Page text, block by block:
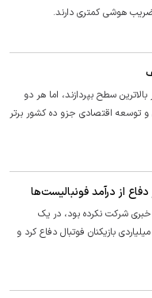
ضریب هوشی کمتری دارند.
سطح بپردازند، اما هر دو
توسعه اقتصادی جزو ده کشور برتر
از درآمد فونبالیست‌ها
شرکت نکرده بود، در یک
بازیکنان فوتبال دفاع کرد و